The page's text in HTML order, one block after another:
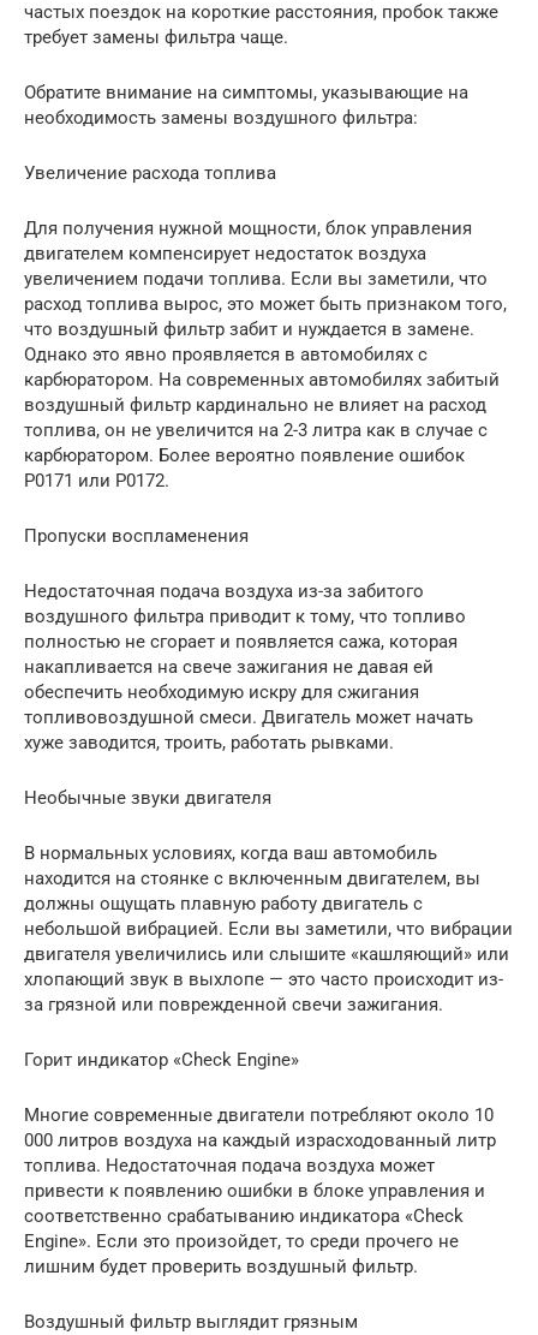
частых поездок на короткие расстояния, пробок также
требует замены фильтра чаще.
Обратите внимание на симптомы, указывающие на
необходимость замены воздушного фильтра:
Увеличение расхода топлива
Для получения нужной мощности, блок управления
двигателем компенсирует недостаток воздуха
увеличением подачи топлива. Если вы заметили, что
расход топлива вырос, это может быть признаком того,
что воздушный фильтр забит и нуждается в замене.
Однако это явно проявляется в автомобилях с
карбюратором. На современных автомобилях забитый
воздушный фильтр кардинально не влияет на расход
топлива, он не увеличится на 2-3 литра как в случае с
карбюратором. Более вероятно появление ошибок
P0171 или P0172.
Пропуски воспламенения
Недостаточная подача воздуха из-за забитого
воздушного фильтра приводит к тому, что топливо
полностью не сгорает и появляется сажа, которая
накапливается на свече зажигания не давая ей
обеспечить необходимую искру для сжигания
топливовоздушной смеси. Двигатель может начать
хуже заводится, троить, работать рывками.
Необычные звуки двигателя
В нормальных условиях, когда ваш автомобиль
находится на стоянке с включенным двигателем, вы
должны ощущать плавную работу двигатель с
небольшой вибрацией. Если вы заметили, что вибрации
двигателя увеличились или слышите «кашляющий» или
хлопающий звук в выхлопе — это часто происходит из-
за грязной или поврежденной свечи зажигания.
Горит индикатор «Check Engine»
Многие современные двигатели потребляют около 10
000 литров воздуха на каждый израсходованный литр
топлива. Недостаточная подача воздуха может
привести к появлению ошибки в блоке управления и
соответственно срабатыванию индикатора «Check
Engine». Если это произойдет, то среди прочего не
лишним будет проверить воздушный фильтр.
Воздушный фильтр выглядит грязным